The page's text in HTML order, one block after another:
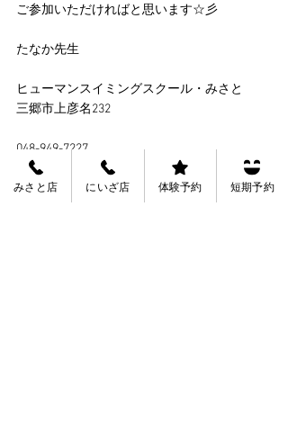
ご参加いただければと思います☆彡
たなか先生
ヒューマンスイミングスクール・みさと
三郷市上彦名232
048-949-7227
みさと店 にいざ店 体験予約 短期予約